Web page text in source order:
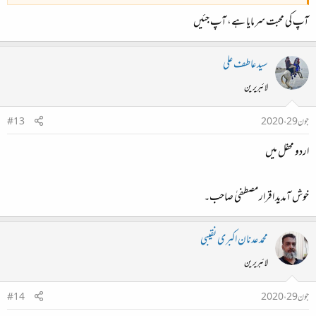
آپ کی محبت سرمایا ہے، آپ جئیں
سید عاطف علی
لائبریرین
جون 29، 2020
#13
اردو محفل میں
خوش آمدید اقرار مصطفیٰ صاحب۔
محمد عدنان اکبری نقیبی
لائبریرین
جون 29، 2020
#14